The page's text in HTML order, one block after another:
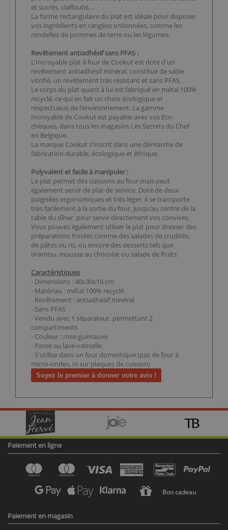
et sucrés, claffoutis,…
La forme rectangulaire du plat est idéale pour disposer
vos ingrédients en rangées ordonnées, comme les
rondelles de pommes de terre ou les légumes.
Revêtement antiadhésif sans PFAS :
L'Incroyable plat à four de Cookut est doté d'un
revêtement antiadhésif minéral, constitué de sable
vitrifié, un revêtement très résistant et sans PFAS.
Le corps du plat quant à lui est fabriqué en métal 100%
recyclé, ce qui en fait un choix écologique et
respectueux de l'environnement. La gamme
Incroyable de Cookut est payable avec vos Eco-
chèques, dans tous les magasins Les Secrets du Chef
en Belgique.
La marque Cookut s'inscrit dans une démarche de
fabrication durable, écologique et éthique.
Polyvalent et facile à manipuler :
Le plat permet des cuissons au four mais peut
également servir de plat de service. Doté de deux
poignées ergonomiques et très léger, il se transporte
très facilement à la sortie du four, jusqu'au centre de la
table du dîner, pour servir directement vos convives.
Vous pouvez également utliser le plat pour dresser des
préparations froides comme des salades de crudités,
de pâtes ou riz, ou encore des desserts tels que
tiramisu, mousse au chocolat ou salade de fruits.
Caractéristiques
- Dimensions : 40x30x10 cm
- Matériau : métal 100% recyclé
- Revêtement : antiadhésif minéral
- Sans PFAS
- Vendu avec 1 séparateur, permettant 2
compartiments
- Couleur : rose guimauve
- Passe au lave-vaisselle
- S'utilise dans un four domestique (pas de four à
micro-ondes, ni sur plaques de cuisson)
Soyez le premier à donner votre avis !
Paiement en ligne
Bon cadeau
Paiement en magasin